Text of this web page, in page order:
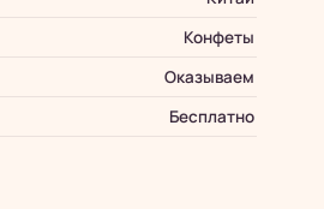
Конфеты
Оказываем
Бесплатно